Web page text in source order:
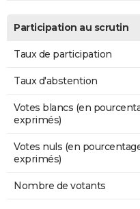
Participation au scrutin
Taux de participation
Taux d'abstention
Votes blancs (en
exprimés)
Votes nuls (en
exprimés)
Nombre de votants